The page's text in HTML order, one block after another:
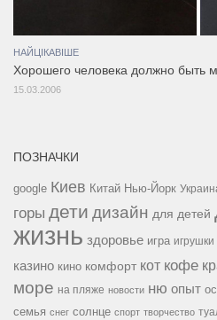
НАЙЦІКАВІШЕ
Хорошего человека должно быть
15.03.2006
ПОЗНАЧКИ
google Киев Китай Нью-Йорк
горы дети дизайн для детей
жизнь здоровье игра игрушки
казино кино комфорт кот кофе
море на пляже новости ню опыт
семья снег солнце спорт творчество